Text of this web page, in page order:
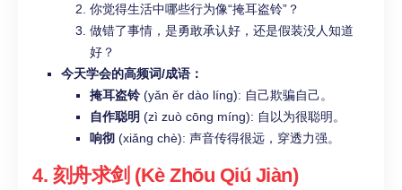
你觉得生活中哪些行为像“掩耳盗铃”？
做错了事情，是勇敢承认好，还是假装没人知道
好？
今天学会的高频词/成语：
掩耳盗铃 (yǎn ěr dào líng): 自己欺骗自己。
自作聪明 (zì zuò cōng míng): 自以为很聪明。
响彻 (xiǎng chè): 声音传得很远，穿透力强。
4. 刻舟求剑 (Kè Zhōu Qiú Jiàn)